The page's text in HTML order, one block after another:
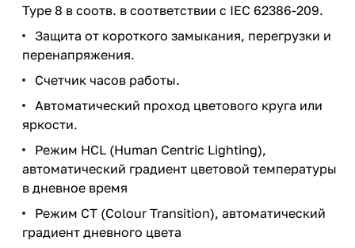
Type 8 в соотв. в соответствии с IEC 62386-209.
Защита от короткого замыкания, перегрузки и
перенапряжения.
Счетчик часов работы.
Автоматический проход цветового круга или
яркости.
Режим HCL (Human Centric Lighting),
автоматический градиент цветовой температуры
в дневное время
Режим CT (Colour Transition), автоматический
градиент дневного цвета